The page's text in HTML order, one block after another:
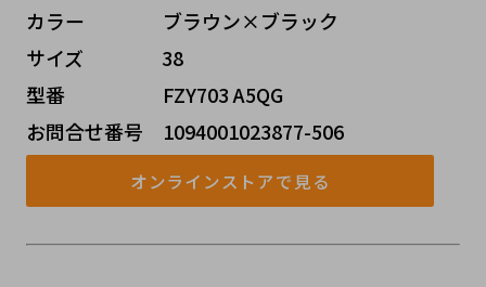
カラー    ブラウン×ブラック
サイズ    38
型番     FZY703 A5QG
お問合せ番号 1094001023877-506
オンラインストアで見る